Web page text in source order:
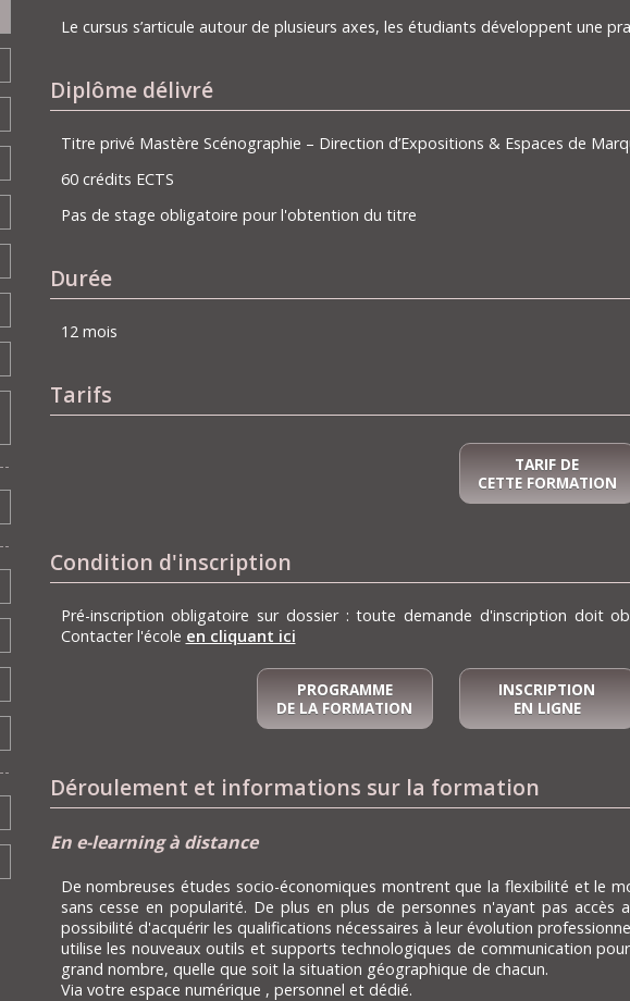
Le cursus s’articule autour de plusieurs axes, les étudiants développent une
Diplôme délivré
Titre privé Mastère Scénographie – Direction d’Expositions & Espaces de
60 crédits ECTS
Pas de stage obligatoire pour l'obtention du titre
Durée
12 mois
Tarifs
TARIF DE
CETTE FORMATION
Condition d'inscription
Pré-inscription obligatoire sur dossier : toute demande d'inscription doit
Contacter l'école en cliquant ici
PROGRAMME
DE LA FORMATION
INSCRIPTION
EN LIGNE
Déroulement et informations sur la formation
En e-learning à distance
De nombreuses études socio-économiques montrent que la flexibilité et le
sans cesse en popularité. De plus en plus de personnes n'ayant pas
possibilité d'acquérir les qualifications nécessaires à leur évolution
utilise les nouveaux outils et supports technologiques de communication
grand nombre, quelle que soit la situation géographique de chacun.
Via votre espace numérique , personnel et dédié.